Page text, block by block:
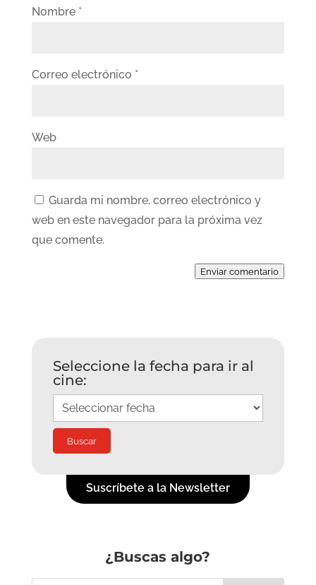
Nombre *
Correo electrónico *
Web
Guarda mi nombre, correo electrónico y
web en este navegador para la próxima vez
que comente.
Enviar comentario
Seleccione la fecha para ir al
cine:
Suscríbete a la Newsletter
¿Buscas algo?